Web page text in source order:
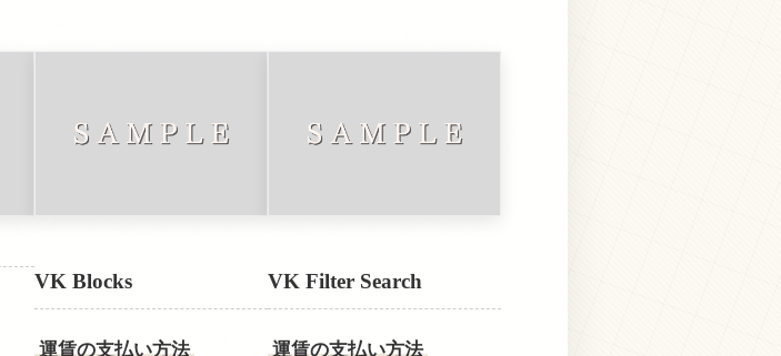
VK Blocks
運賃の支払い方法
VK Filter Search
運賃の支払い方法